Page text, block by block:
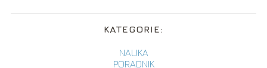
KATEGORIE:
NAUKA
PORADNIK